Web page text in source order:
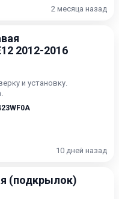
2 месяца назад
2012-2016
и установку.
10 дней назад
(подкрылок)